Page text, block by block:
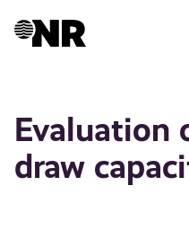
Evaluation
draw